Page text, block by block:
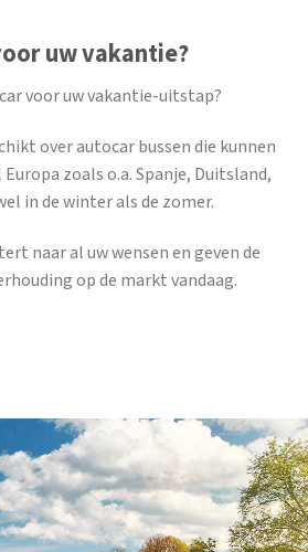
uw vakantie?
voor uw vakantie-uitstap?
over autocar bussen die kunnen
zoals o.a. Spanje, Duitsland,
in de winter als de zomer.
naar al uw wensen en geven de
op de markt vandaag.